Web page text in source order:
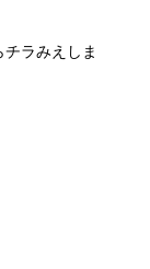
ラみえしま